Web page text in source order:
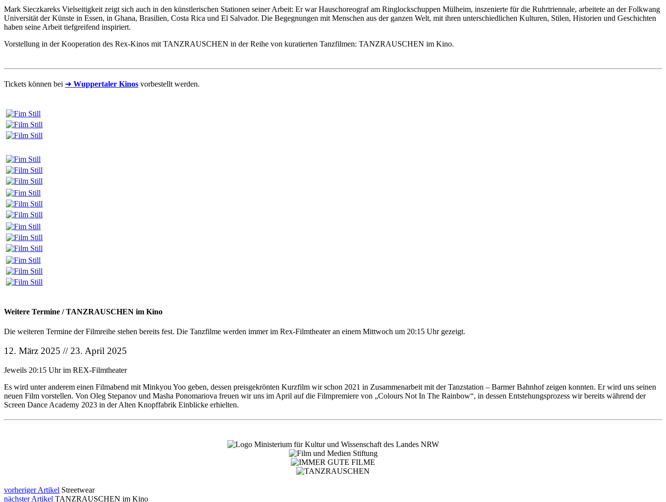
Mark Sieczkareks Vielseitigkeit zeigt sich auch in den künstlerischen Stationen seiner Arbeit: Er war Hauschoreograf am Ringlockschuppen Mülheim, inszenierte für die Ruhrtriennale, arbeitete an der Folkwang
Universität der Künste in Essen, in Ghana, Brasilien, Costa Rica und El Salvador. Die Begegnungen mit Menschen aus der ganzen Welt, mit ihren unterschiedlichen Kulturen, Stilen, Historien und Geschichten
haben seine Arbeit tiefgreifend inspiriert.
Vorstellung in der Kooperation des Rex-Kinos mit TANZRAUSCHEN in der Reihe von kuratierten Tanzfilmen: TANZRAUSCHEN im Kino.
Tickets können bei ➜ Wuppertaler Kinos vorbestellt werden.
Weitere Termine / TANZRAUSCHEN im Kino
Die weiteren Termine der Filmreihe stehen bereits fest. Die Tanzfilme werden immer im Rex-Filmtheater an einem Mittwoch um 20:15 Uhr gezeigt.
12. März 2025 // 23. April 2025
Jeweils 20:15 Uhr im REX-Filmtheater
Es wird unter anderem einen Filmabend mit Minkyou Yoo geben, dessen preisgekrönten Kurzfilm wir schon 2021 in Zusammenarbeit mit der Tanzstation – Barmer Bahnhof zeigen konnten. Er wird uns seinen
neuen Film vorstellen. Von Oleg Stepanov und Masha Ponomariova freuen wir uns im April auf die Filmpremiere von „Colours Not In The Rainbow“, in dessen Entstehungsprozess wir bereits während der
Screen Dance Academy 2023 in der Alten Knopffabrik Einblicke erhielten.
vorheriger Artikel Streetwear
nächster Artikel TANZRAUSCHEN im Kino